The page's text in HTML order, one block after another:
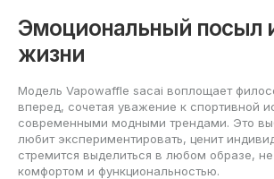
Эмоциональный посыл
жизни
Модель Vapowaffle sacai воплощает
вперед, сочетая уважение к спортивной
современными модными трендами. Это
любит экспериментировать, ценит
стремится выделиться в любом образе,
комфортом и функциональностью.